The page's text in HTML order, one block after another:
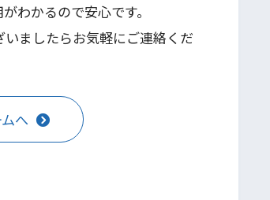
わかるので安心です。
ましたらお気軽にご連絡くだ
へ